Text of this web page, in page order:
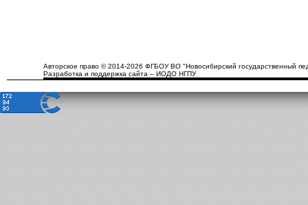
Авторское право © 2014-2026 ФГБОУ ВО "Новосибирский государственный
Разработка и поддержка сайта – ИОДО НГПУ